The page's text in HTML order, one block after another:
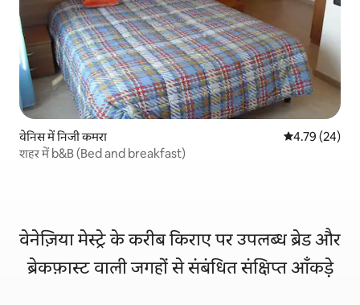
वेनिस में निजी कमरा औसत रेटिंग 5 में
4.79 (24)
शहर में b&B (Bed and breakfast)
वेनेज़िया मेस्ट्रे के करीब किराए पर उपलब्ध ब्रेड और
ब्रेकफ़ास्ट वाली जगहों से संबंधित संक्षिप्त आँकड़े